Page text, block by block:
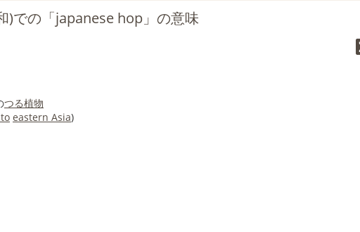
)での「japanese hop」の意味
つる植物
eastern Asia)